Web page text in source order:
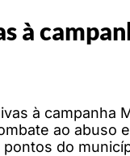
à
à campanha
ao
do